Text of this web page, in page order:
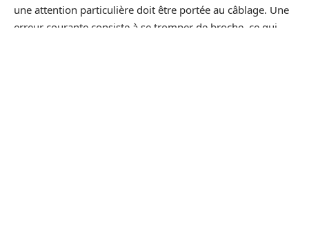
une attention particulière doit être portée au câblage. Une
erreur courante consiste à se tromper de broche, ce qui